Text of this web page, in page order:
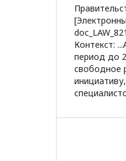
Контекст:
период до
свободное